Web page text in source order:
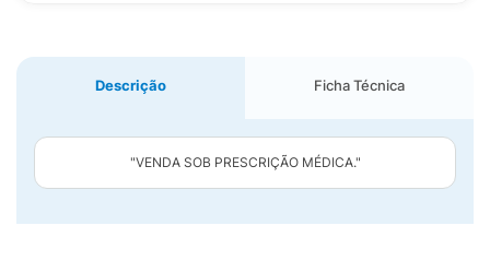
Descrição Ficha Técnica
"VENDA SOB PRESCRIÇÃO MÉDICA."